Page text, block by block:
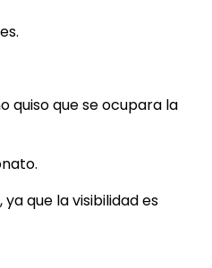
quiso que se ocupara la
que la visibilidad es